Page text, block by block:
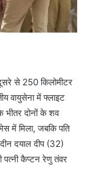
से 250 किलोमीटर
वायुसेना में फ्लाइट
दोनों के शव
में मिला, जबकि पति
दयाल दीप (32)
कैप्टन रेणु तंवर